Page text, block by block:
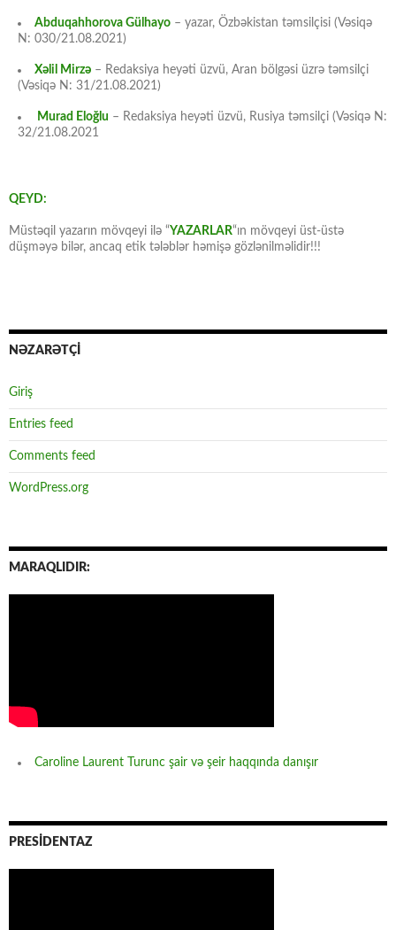
Abduqahhorova Gülhayo – yazar, Özbəkistan təmsilçisi (Vəsiqə
N: 030/21.08.2021)
Xəlil Mirzə – Redaksiya heyəti üzvü, Aran bölgəsi üzrə təmsilçi
(Vəsiqə N: 31/21.08.2021)
Murad Eloğlu – Redaksiya heyəti üzvü, Rusiya təmsilçi (Vəsiqə N:
32/21.08.2021
QEYD:
Müstəqil yazarın mövqeyi ilə “YAZARLAR“ın mövqeyi üst-üstə
düşməyə bilər, ancaq etik tələblər həmişə gözlənilməlidir!!!
NƏZARƏTÇİ
Giriş
Entries feed
Comments feed
WordPress.org
MARAQLIDIR:
Caroline Laurent Turunc şair və şeir haqqında danışır
PRESİDENTAZ